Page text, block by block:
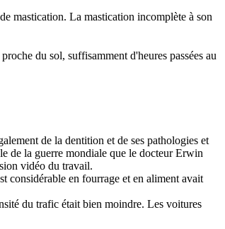
mastication. La mastication incomplète à son
du sol, suffisamment d'heures passées au
de la dentition et de ses pathologies et
de la guerre mondiale que le docteur Erwin
vidéo du travail.
considérable en fourrage et en aliment avait
du trafic était bien moindre. Les voitures